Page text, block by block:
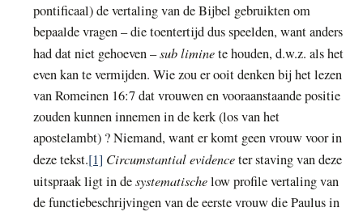
pontificaal) de vertaling van de Bijbel gebruikten om
bepaalde vragen – die toentertijd dus speelden, want anders
had dat niet gehoeven –sub liminete houden, d.w.z. als het
even kan te vermijden. Wie zou er ooit denken bij het lezen
van Romeinen 16:7 dat vrouwen en vooraanstaande positie
zouden kunnen innemen in de kerk (los van het
apostelambt) ? Niemand, want er komt geen vrouw voor in
deze tekst.[1] Circumstantial evidenceter staving van deze
uitspraak ligt in desystematischelow profile vertaling van
de functiebeschrijvingen van de eerste vrouw die Paulus in